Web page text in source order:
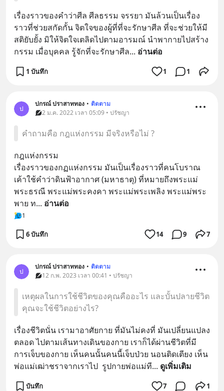
เรื่องราวของคำว่าศีล ศีลธรรม จรรยา มันล้วนเป็นเรื่อง
ราวที่ช่วยสกัดกั้น จิตใจของผู้ที่ที่จะรักษาศีล ที่จะช่วยให้มี
สติยับยั้ง มิให้จิตใจเตลิดไปตามอารมณ์ นำพากายไปสร้าง
กรรม เมื่อบุคคล รู้จักที่จะรักษาศีล... อ่านต่อ
1 บันทึก 1 1
ป
ปกรณ์ ปราสาททอง • ติดตาม
2 ม.ค. 2022 เวลา 05:09 • ปรัชญา
คำถามคือ กฎแห่งกรรม มีจริงหรือไม่ ?
กฎแห่งกรรม
เรื่องราวของกฏแห่งกรรม มันเป็นเรื่องราวที่คนโบราณ
เค้าใช้คำว่าดินฟ้าอากาศ (มหาธาตุ) ที่หมายถึงพระแม่
พระธรณี พระแม่พระคงคา พระแม่พระเพลิง พระแม่พระ
พาย ท... อ่านต่อ
1
6 บันทึก 14 9 7
ป
ปกรณ์ ปราสาททอง • ติดตาม
12 ก.พ. 2023 เวลา 00:41 • ปรัชญา
เหตุผลในการใช้ชีวิตของคุณคืออะไร และบั้นปลายชีวิต
คุณจะใช้ชีวิตอย่างไร?
เรื่องชีวิตนั่น เรามาอาศัยกาย ที่มันไม่คงที่ มันเปลี่ยนแปลง
ตลอด ไปตามเส้นทางเดินของกาย เราก็ได้ผ่านชีวิตที่มี
การเจ็บของกาย เห็นคนนั้นคนนี้เจ็บป่วย นอนติดเตียง เห็น
พ่อแม่เฒ่าชราจากเราไป  รูปกายพ่อแม่ที... ดูเพิ่มเติม
บันทึก 7 1